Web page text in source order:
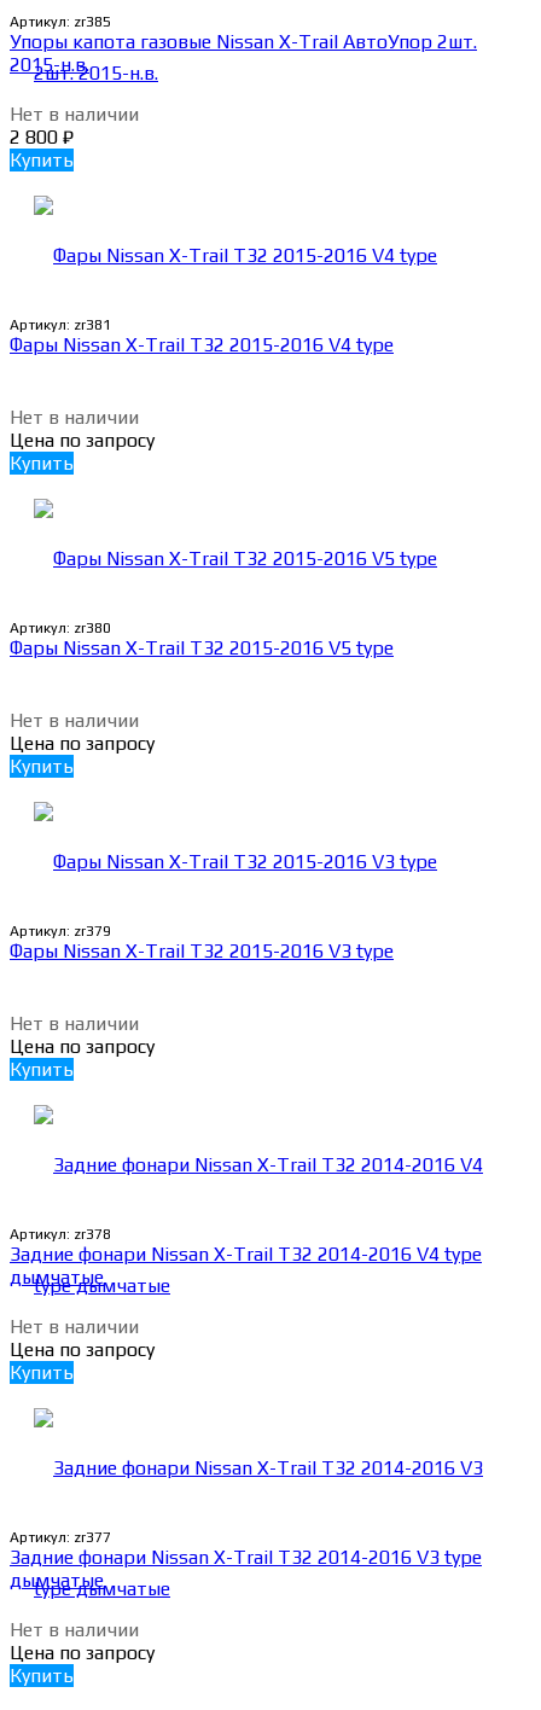
Артикул: zr385
Упоры капота газовые Nissan X-Trail АвтоУпор 2шт.
2015-н.в.
Нет в наличии
2 800 ₽
Купить
Артикул: zr381
Фары Nissan X-Trail T32 2015-2016 V4 type
Нет в наличии
Цена по запросу
Купить
Артикул: zr380
Фары Nissan X-Trail T32 2015-2016 V5 type
Нет в наличии
Цена по запросу
Купить
Артикул: zr379
Фары Nissan X-Trail T32 2015-2016 V3 type
Нет в наличии
Цена по запросу
Купить
Артикул: zr378
Задние фонари Nissan X-Trail Т32 2014-2016 V4 type
дымчатые
Нет в наличии
Цена по запросу
Купить
Артикул: zr377
Задние фонари Nissan X-Trail Т32 2014-2016 V3 type
дымчатые
Нет в наличии
Цена по запросу
Купить